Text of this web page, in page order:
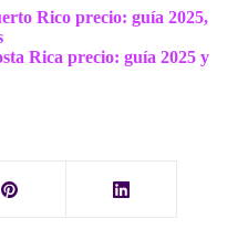
Rico precio: guía 2025,
Rica precio: guía 2025 y